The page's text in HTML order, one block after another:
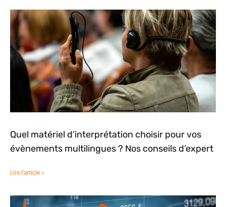
Quel matériel d’interprétation choisir pour vos
évènements multilingues ? Nos conseils d’expert
Lire l'article »